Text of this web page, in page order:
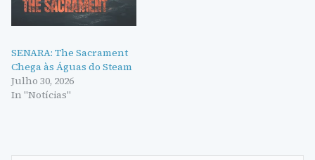
SENARA: The Sacrament
Chega às Águas do Steam
Julho 30, 2026
In "Notícias"